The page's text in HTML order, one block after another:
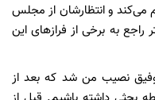
می‌کند و انتظارشان از مجلس
راجع به برخی از فراز‌های این
نصیب من شد که بعد از